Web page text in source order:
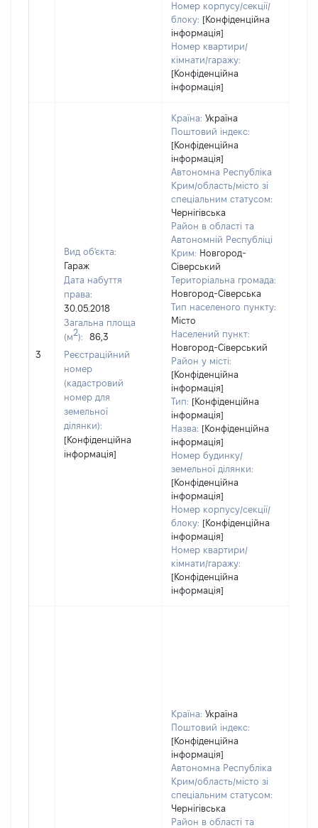
Номер корпусу/секції/
блоку: [Конфіденційна
інформація]
Номер квартири/
кімнати/гаражу:
[Конфіденційна
інформація]
3
Вид об'єкта:
Гараж
Дата набуття
права:
30.05.2018
Загальна площа
(м2):
86,3
Реєстраційний
номер
(кадастровий
номер для
земельної
ділянки):
[Конфіденційна
інформація]
Країна: Україна
Поштовий індекс:
[Конфіденційна
інформація]
Автономна Республіка
Крим/область/місто зі
спеціальним статусом:
Чернігівська
Район в області та
Автономній Республіці
Крим: Новгород-
Сіверський
Територіальна громада:
Новгород-Сіверська
Тип населеного пункту:
Місто
Населений пункт:
Новгород-Сіверський
Район у місті:
[Конфіденційна
інформація]
Тип: [Конфіденційна
інформація]
Назва: [Конфіденційна
інформація]
Номер будинку/
земельної ділянки:
[Конфіденційна
інформація]
Номер корпусу/секції/
блоку: [Конфіденційна
інформація]
Номер квартири/
кімнати/гаражу:
[Конфіденційна
інформація]
Країна: Україна
Поштовий індекс:
[Конфіденційна
інформація]
Автономна Республіка
Крим/область/місто зі
спеціальним статусом:
Чернігівська
Район в області та